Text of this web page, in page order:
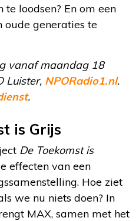
loodsen? En om een
oude generaties te
vanaf maandag 18
Luister, NPORadio1.nl.
.
is Grijs
De Toekomst is
effecten van een
Hoe ziet
we nu niets doen? In
MAX, samen met het